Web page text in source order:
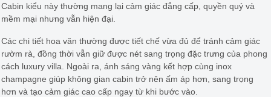
Cabin kiểu này thường mang lại cảm giác đẳng cấp, quyền quý và
mềm mại nhưng vẫn hiện đại.
Các chi tiết hoa văn thường được tiết chế vừa đủ để tránh cảm giác
rườm rà, đồng thời vẫn giữ được nét sang trọng đặc trưng của phong
cách luxury villa. Ngoài ra, ánh sáng vàng kết hợp cùng inox
champagne giúp không gian cabin trở nên ấm áp hơn, sang trọng
hơn và tạo cảm giác cao cấp ngay từ khi bước vào.